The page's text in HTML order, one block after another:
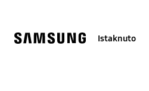
help
Istaknuto